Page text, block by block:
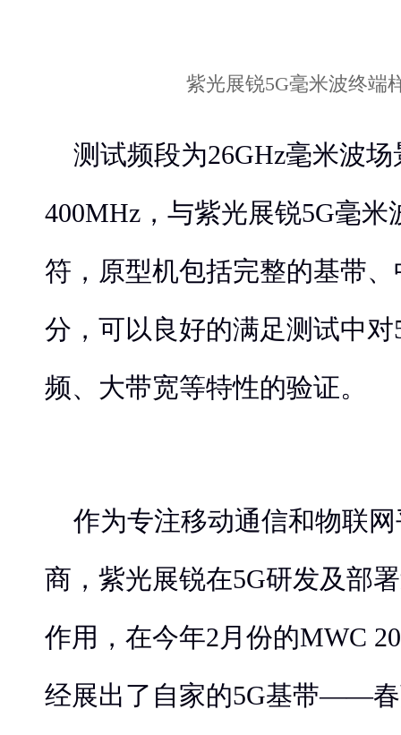
紫光展锐5G毫米波终端
测试频段为26GHz毫米波
400MHz，与紫光展锐5G毫米
符，原型机包括完整的基带
分，可以良好的满足测试中
频、大带宽等特性的验证。
作为专注移动通信和物联
商，紫光展锐在5G研发及部
作用，在今年2月份的MWC
经展出了自家的5G基带——春